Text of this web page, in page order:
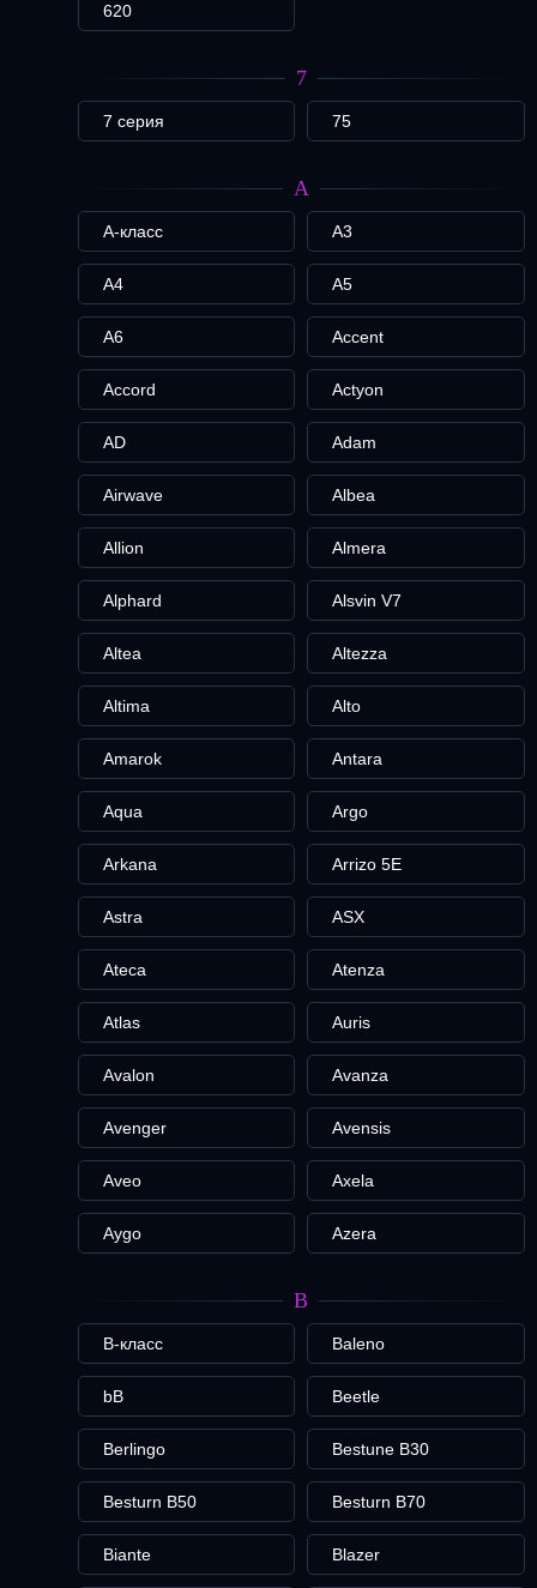
620
7
7 серия 75
A
A-класс A3
A4 A5
A6 Accent
Accord Actyon
AD Adam
Airwave Albea
Allion Almera
Alphard Alsvin V7
Altea Altezza
Altima Alto
Amarok Antara
Aqua Argo
Arkana Arrizo 5E
Astra ASX
Ateca Atenza
Atlas Auris
Avalon Avanza
Avenger Avensis
Aveo Axela
Aygo Azera
B
B-класс Baleno
bB Beetle
Berlingo Bestune B30
Besturn B50 Besturn B70
Biante Blazer